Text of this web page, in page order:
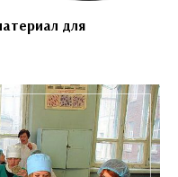
для